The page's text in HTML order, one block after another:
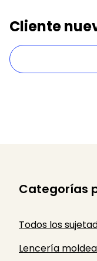
Cliente
Categorías
Todos los
Lencería